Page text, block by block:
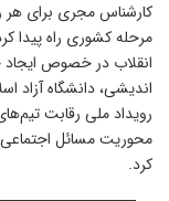
کشوری راه پیدا
در خصوص ایجاد
دانشگاه آزاد
ملی رقابت تیم‌های
مسائل اجتماعی،